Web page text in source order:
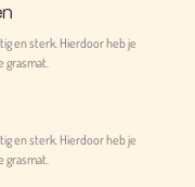
en sterk. Hierdoor heb je
grasmat.
en sterk. Hierdoor heb je
grasmat.